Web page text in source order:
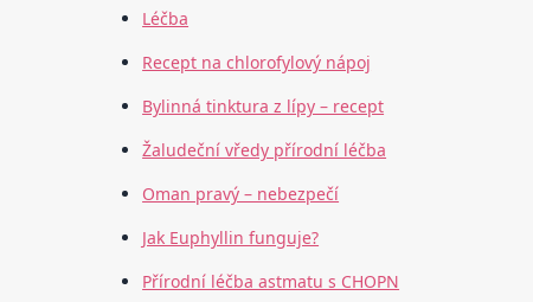
Léčba
Recept na chlorofylový nápoj
Bylinná tinktura z lípy – recept
Žaludeční vředy přírodní léčba
Oman pravý – nebezpečí
Jak Euphyllin funguje?
Přírodní léčba astmatu s CHOPN